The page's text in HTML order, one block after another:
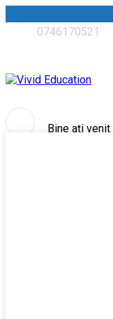
0746170521
Bine ați venit